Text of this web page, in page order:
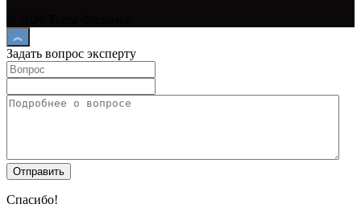
Задать вопрос эксперту
Спасибо!